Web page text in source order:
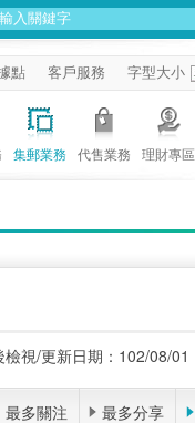
點 客戶服務 字型大小
集郵業務 代售業務 理財專區
檢視/更新日期：102/08/01
最多關注 最多分享